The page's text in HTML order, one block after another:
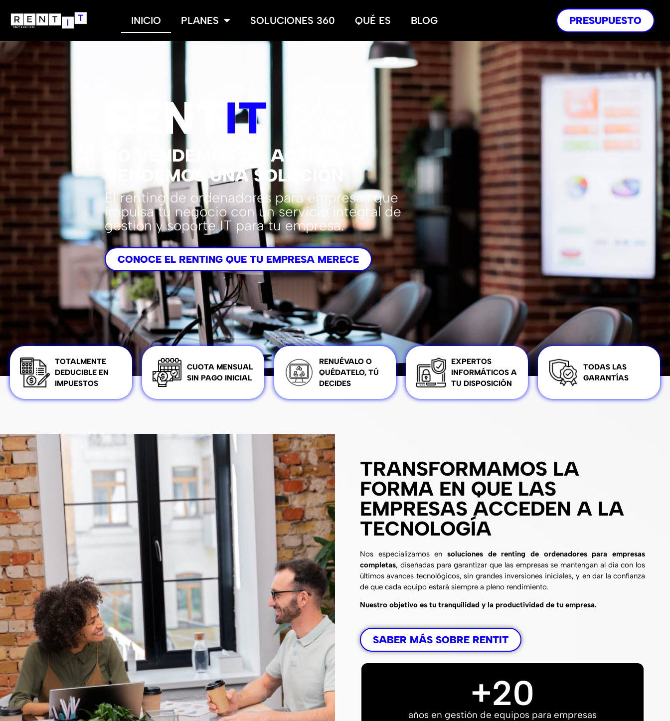
INICIO PLANES SOLUCIONES 360 QUÉ ES BLOG PRESUPUESTO
RENT IT
NO VENDEMOS UN ACTIVO,
VENDEMOS UNA SOLUCIÓN
El renting de ordenadores para empresas que
impulsa tu negocio con un servicio integral de
gestión y soporte IT para tu empresa.
CONOCE EL RENTING QUE TU EMPRESA MERECE
TOTALMENTE
DEDUCIBLE EN
IMPUESTOS
CUOTA MENSUAL
SIN PAGO INICIAL
RENUÉVALO O
QUÉDATELO, TÚ
DECIDES
EXPERTOS
INFORMÁTICOS A
TU DISPOSICIÓN
TODAS LAS
GARANTÍAS
TRANSFORMAMOS LA
FORMA EN QUE LAS
EMPRESAS ACCEDEN A LA
TECNOLOGÍA
Nos especializamos en soluciones de renting de ordenadores para empresas
completas, diseñadas para garantizar que las empresas se mantengan al día con los
últimos avances tecnológicos, sin grandes inversiones iniciales, y en dar la confianza
de que cada equipo estará siempre a pleno rendimiento.
Nuestro objetivo es tu tranquilidad y la productividad de tu empresa.
SABER MÁS SOBRE RENTIT
años en gestión de equipos para empresas
+20